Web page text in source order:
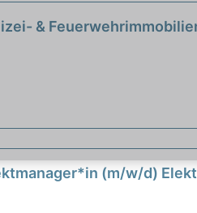
&
(m/w/d)